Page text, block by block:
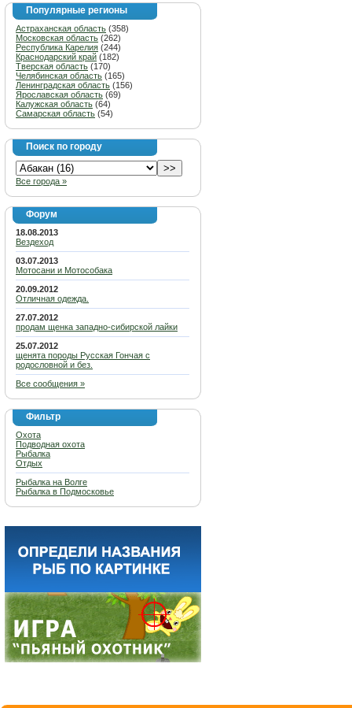
Популярные регионы
Астраханская область (358)
Московская область (262)
Республика Карелия (244)
Краснодарский край (182)
Тверская область (170)
Челябинская область (165)
Ленинградская область (156)
Ярославская область (69)
Калужская область (64)
Самарская область (54)
Поиск по городу
Все города »
Форум
18.08.2013
Вездеход
03.07.2013
Мотосани и Мотособака
20.09.2012
Отличная одежда.
27.07.2012
продам щенка западно-сибирской лайки
25.07.2012
щенята породы Русская Гончая с
родословной и без.
Все сообщения »
Фильтр
Охота
Подводная охота
Рыбалка
Отдых
Рыбалка на Волге
Рыбалка в Подмосковье